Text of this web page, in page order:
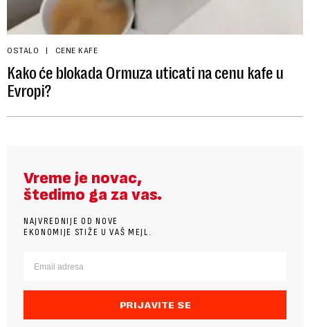
OSTALO CENE KAFE
Kako će blokada Ormuza uticati na cenu kafe u
Evropi?
Vreme je novac,
štedimo ga za vas.
NAJVREDNIJE OD NOVE
EKONOMIJE STIŽE U VAŠ MEJL.
PRIJAVITE SE